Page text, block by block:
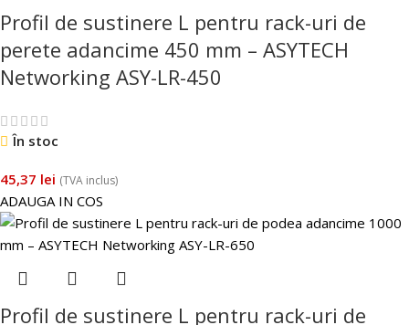
Profil de sustinere L pentru rack-uri de
perete adancime 450 mm – ASYTECH
Networking ASY-LR-450
În stoc
45,37 lei (TVA inclus)
ADAUGA IN COS
Profil de sustinere L pentru rack-uri de